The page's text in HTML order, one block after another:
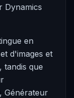
Dynamics
en
d'images et
tandis que
Générateur